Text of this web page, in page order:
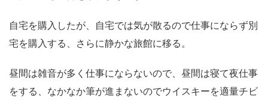
自宅を購入したが、自宅では気が散るので仕事にならず別
宅を購入する、さらに静かな旅館に移る。
昼間は雑音が多く仕事にならないので、昼間は寝て夜仕事
をする、なかなか筆が進まないのでウイスキーを適量チビ